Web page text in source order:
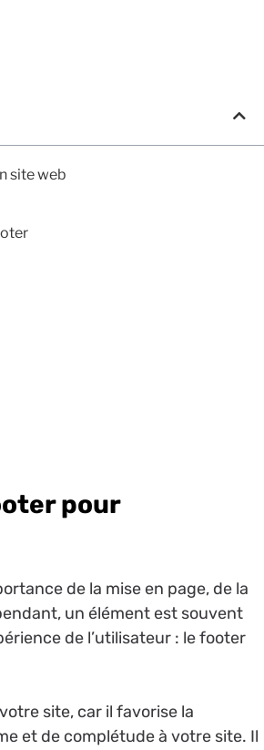
site web
pour
de la mise en page, de la
un élément est souvent
de l’utilisateur : le footer
site, car il favorise la
et de complétude à votre site. Il